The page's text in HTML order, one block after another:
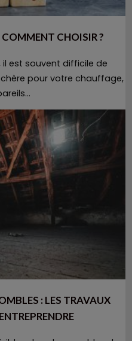
CHOISIR ?
il est souvent difficile de
pour votre chauffage,
: LES TRAVAUX